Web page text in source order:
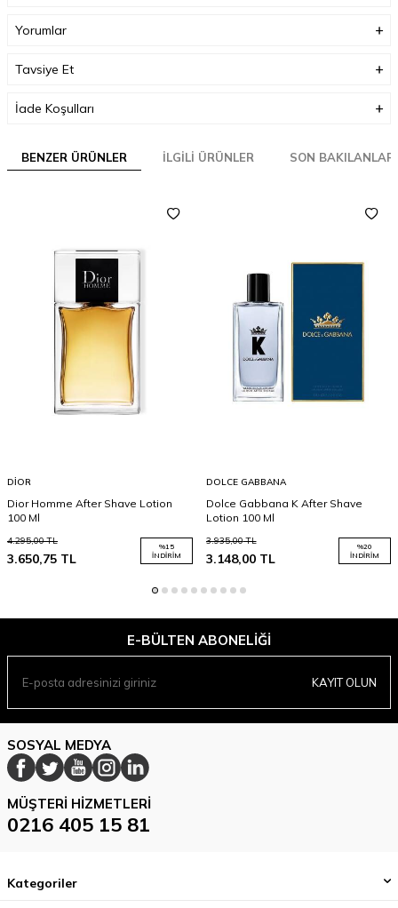
Yorumlar
Tavsiye Et
İade Koşulları
BENZER ÜRÜNLER İLGILI ÜRÜNLER SON BAKILANLAR
DIOR
Dior Homme After Shave Lotion
100 Ml
4.295,00TL
3.650,75 TL
%15
İNDIRIM
DOLCE GABBANA
Dolce Gabbana K After Shave
Lotion 100 Ml
3.935,00TL
3.148,00TL
%20
İNDIRIM
E-BÜLTEN ABONELIĞI
KAYIT OLUN
SOSYAL MEDYA
MÜŞTERI HIZMETLERI
0216 405 15 81
Kategoriler